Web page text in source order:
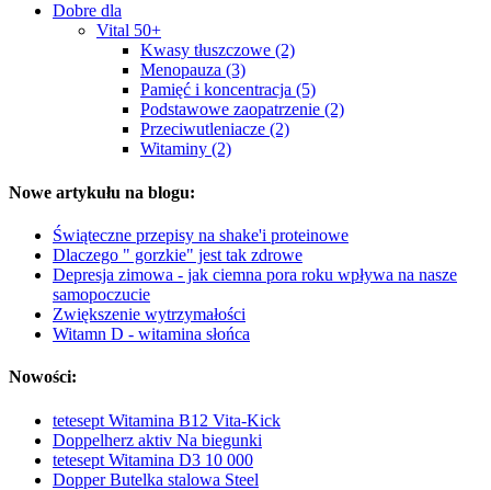
Dobre dla
Vital 50+
Kwasy tłuszczowe (2)
Menopauza (3)
Pamięć i koncentracja (5)
Podstawowe zaopatrzenie (2)
Przeciwutleniacze (2)
Witaminy (2)
Nowe artykułu na blogu:
Świąteczne przepisy na shake'i proteinowe
Dlaczego " gorzkie" jest tak zdrowe
Depresja zimowa - jak ciemna pora roku wpływa na nasze
samopoczucie
Zwiększenie wytrzymałości
Witamn D - witamina słońca
Nowości:
tetesept Witamina B12 Vita-Kick
Doppelherz aktiv Na biegunki
tetesept Witamina D3 10 000
Dopper Butelka stalowa Steel